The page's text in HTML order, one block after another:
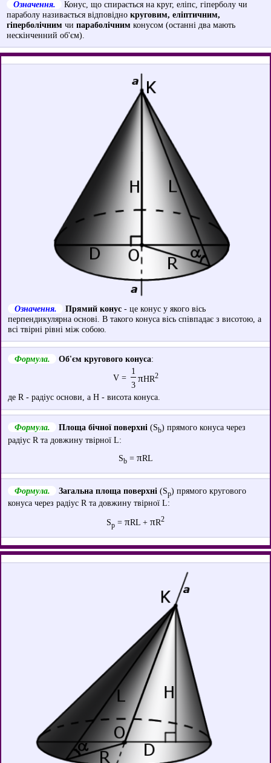
Означення.
Конус, що спирається на круг, еліпс, гіперболу чи
параболу називається відповідно круговим, еліптичним,
гіперболічним чи параболічним конусом (останні два мають
нескінченний об'єм).
Означення. Прямий конус - це конус у якого вісь
перпендикулярна основі. В такого конуса вісь співпадає з висотою, а
всі твірні рівні між собою.
Формула. Об'єм кругового конуса:
V =
1
πHR2
3
де R - радіус основи, а H - висота конуса.
Формула. Площа бічної поверхні (Sb) прямого конуса через
радіус R та довжину твірної L:
Sb = πRL
Формула. Загальна площа поверхні (Sp) прямого кругового
конуса через радіус R та довжину твірної L:
Sp = πRL + πR2